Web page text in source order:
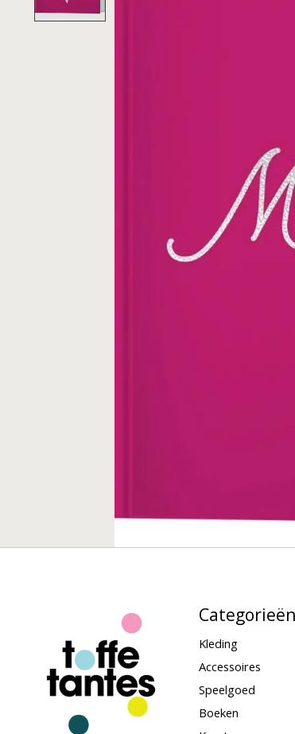
Categorieën
Kleding
Accessoires
Speelgoed
Boeken